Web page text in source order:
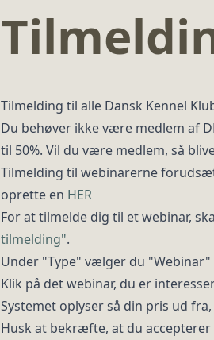
Tilmelding til alle Dansk Kennel
Du behøver ikke være medlem af
til 50%. Vil du være medlem, så
Tilmelding til webinarerne
oprette en HER
For at tilmelde dig til et webinar,
tilmelding".
Under "Type" vælger du
Klik på det webinar, du er
Systemet oplyser så din pris ud
Husk at bekræfte, at du accepterer